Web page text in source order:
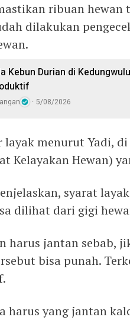
ribuan
dilakukan
Kebun Durian di
5/08/2026
menurut Yadi,
Kelayakan Hewan)
syarat
dilihat dari gigi
harus jantan sebab,
bisa punah.
harus yang jantan